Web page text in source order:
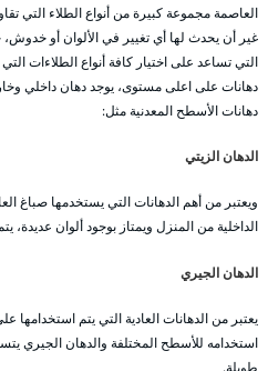
العاصمة مجموعة كبيرة من أنواع الطلاء التي
غير أن يحدث لها أي تغيير في الألوان أو
التي تساعد على اختيار كافة أنواع الطلاءات
دهانات على اعلى مستوى، يوجد دهان داخلي
دهانات الأسطح المعدنية مثل:
الدهان الزيتي
ويعتبر من أهم الدهانات التي يستخدمها صباغ
الداخلية من المنزل ويمتاز بوجود ألوان
الدهان الجيري
يعتبر من الدهانات العادية التي يتم استخدامها
استخدامه للأسطح المختلفة والدهان الجيري
طويلة.